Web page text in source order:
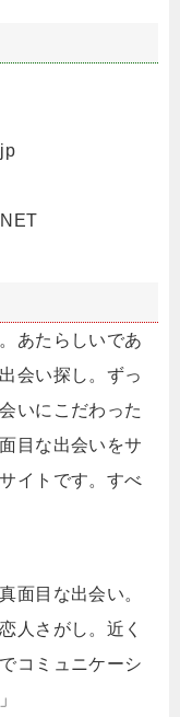
あたらしいであ
会い探し。ずっ
いにこだわった
目な出会いをサ
イトです。すべ
面目な出会い。
人さがし。近く
コミュニケーシ